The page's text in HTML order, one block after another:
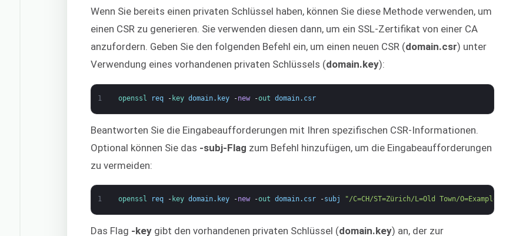
Wenn Sie bereits einen privaten Schlüssel haben, können Sie diese Methode verwenden, um
einen CSR zu generieren. Sie verwenden diesen dann, um ein SSL-Zertifikat von einer CA
anzufordern. Geben Sie den folgenden Befehl ein, um einen neuen CSR (domain.csr) unter
Verwendung eines vorhandenen privaten Schlüssels (domain.key):
1 openssl req - key domain. key -new -out domain. csr
Beantworten Sie die Eingabeaufforderungen mit Ihren spezifischen CSR-Informationen.
Optional können Sie das -subj-Flag zum Befehl hinzufügen, um die Eingabeaufforderungen
zu vermeiden:
1 openssl req - key domain. key -new -out domain. csr -subj "/C=CH/ST=Zürich/L=Old Town/O=Example
Das Flag -key gibt den vorhandenen privaten Schlüssel (domain.key) an, der zur